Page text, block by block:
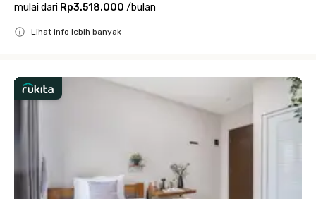
mulai dari Rp3.518.000 /bulan
Lihat info lebih banyak